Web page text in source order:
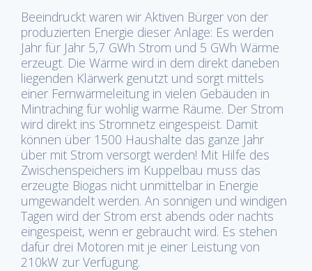
Beeindruckt waren wir Aktiven Bürger von der
produzierten Energie dieser Anlage: Es werden
Jahr für Jahr 5,7 GWh Strom und 5 GWh Wärme
erzeugt. Die Wärme wird in dem direkt daneben
liegenden Klärwerk genutzt und sorgt mittels
einer Fernwärmeleitung in vielen Gebäuden in
Mintraching für wohlig warme Räume. Der Strom
wird direkt ins Stromnetz eingespeist. Damit
können über 1500 Haushalte das ganze Jahr
über mit Strom versorgt werden! Mit Hilfe des
Zwischenspeichers im Kuppelbau muss das
erzeugte Biogas nicht unmittelbar in Energie
umgewandelt werden. An sonnigen und windigen
Tagen wird der Strom erst abends oder nachts
eingespeist, wenn er gebraucht wird. Es stehen
dafür drei Motoren mit je einer Leistung von
210kW zur Verfügung.